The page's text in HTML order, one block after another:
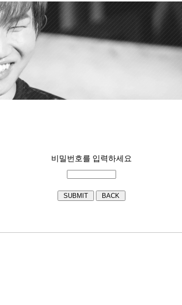
비밀번호를 입력하세요